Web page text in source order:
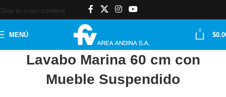
Skip to main content
MENÚ
0
$
Lavabo Marina 60 cm con
Mueble Suspendido